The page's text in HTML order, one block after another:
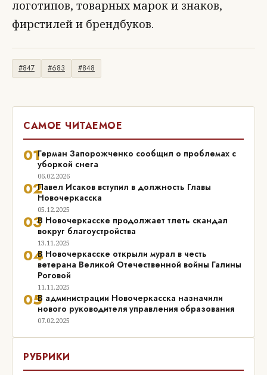
логотипов, товарных марок и знаков,
фирстилей и брендбуков.
#847 #683 #848
САМОЕ ЧИТАЕМОЕ
01Герман Запорожченко сообщил о проблемах с
уборкой снега
06.02.2026
02Павел Исаков вступил в должность Главы
Новочеркасска
05.12.2025
03В Новочеркасске продолжает тлеть скандал
вокруг благоустройства
13.11.2025
04В Новочеркасске открыли мурал в честь
ветерана Великой Отечественной войны Галины
Роговой
11.11.2025
05В администрации Новочеркасска назначили
нового руководителя управления образования
07.02.2025
РУБРИКИ